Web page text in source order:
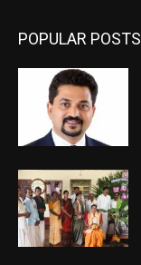
POPULAR POSTS